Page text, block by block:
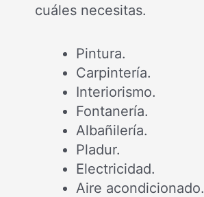
cuáles necesitas.
Pintura.
Carpintería.
Interiorismo.
Fontanería.
Albañilería.
Pladur.
Electricidad.
Aire acondicionado.